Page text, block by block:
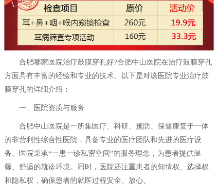
合肥哪家医院治疗鼓膜穿孔好?合肥中山医院在治疗鼓膜穿孔
方面具有丰富的经验和专业的技术。以下是对该医院专业治疗鼓
膜穿孔的详细介绍：
一、医院资质与服务
合肥中山医院是一所集医疗、科研、预防、保健康复于一体
的非营利性综合性医院，具备专业的医疗团队和先进的医疗设
备。医院秉承“一患一诊私密空间”的服务理念，为患者提供温
馨、舒适的就诊环境。同时，医院还注重患者的知情权、选择权
和隐私权，确保患者的就医过程安全、放心。